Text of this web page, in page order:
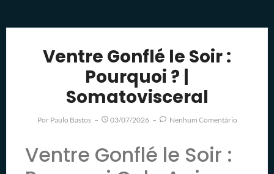
Ventre Gonflé le Soir :
Pourquoi ? |
Somatovisceral
Por Paulo Bastos 03/07/2026 Nenhum Comentário
Ventre Gonflé le Soir :